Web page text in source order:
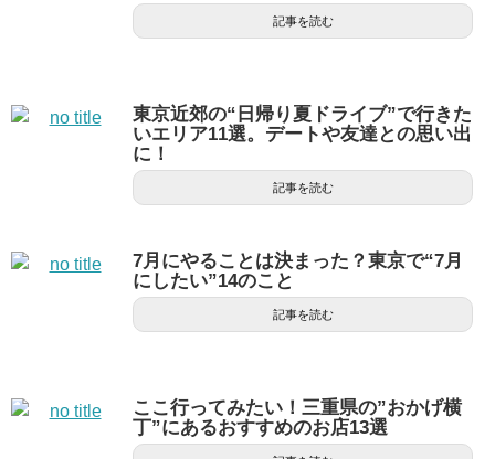
記事を読む
東京近郊の“日帰り夏ドライブ”で行きた
いエリア11選。デートや友達との思い出
に！
記事を読む
7月にやることは決まった？東京で“7月
にしたい”14のこと
記事を読む
ここ行ってみたい！三重県の”おかげ横
丁”にあるおすすめのお店13選